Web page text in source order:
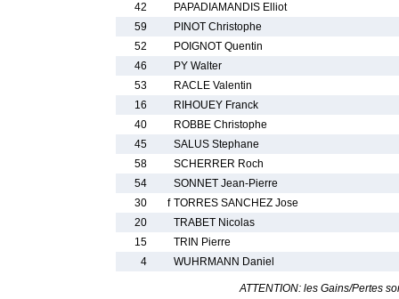
42
PAPADIAMANDIS Elliot
59
PINOT Christophe
52
POIGNOT Quentin
46
PY Walter
53
RACLE Valentin
16
RIHOUEY Franck
40
ROBBE Christophe
45
SALUS Stephane
58
SCHERRER Roch
54
SONNET Jean-Pierre
30
f TORRES SANCHEZ Jose
20
TRABET Nicolas
15
TRIN Pierre
4
WUHRMANN Daniel
ATTENTION: les Gains/Pertes